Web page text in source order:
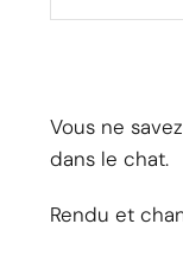
Vous ne
dans le chat.
Rendu et